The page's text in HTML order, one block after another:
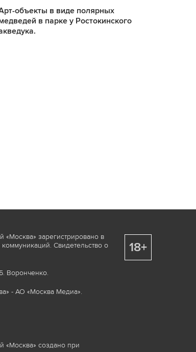
объекты в виде полярных
в парке у Ростокинского
«Москва» зарегистрировано в
Свидетельство о
Воронченко.
- АО «Москва Медиа».
«Москва» создано при
18+